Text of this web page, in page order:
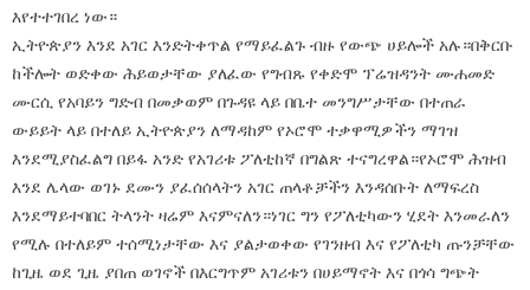
እየተተገበረ ነው።
ኢትዮጵያን እንደ አገር እንድትቀጥል የማይፈልጉ ብዙ የውጭ ሀይሎች አሉ።በቅርቡ
ከችሎት ወድቀው ሕይወታቸው ያለፈው የግብጹ የቀድሞ ፕሬዝዳንት ሙሐመድ
ሙርሲ የአባይን ግድብ በመቃወም በጉዳዩ ላይ በቤተ መንግሥታቸው በተጠራ
ውይይት ላይ በተለይ ኢትዮጵያን ለማዳከም የኦሮሞ ተቃዋሚዎችን ማገዝ
እንደሚያስፈልግ በይፋ አንድ የአገሪቱ ፖለቲከኛ በግልጽ ተናግረዋል።የኦሮሞ ሕዝብ
እንደ ሌላው ወገኑ ደሙን ያፈሰሰላትን አገር ጠላቶቻችን እንዳሰቡት ለማፍረስ
እንደማይተባበር ትላንት ዛሬም እናምናለን።ነገር ግን የፖለቲካውን ሂደት እንመራለን
የሚሉ በተለይም ተሰሚነታቸው እና ያልታወቀው የገንዘብ እና የፖለቲካ ጡንቻቸው
ከጊዜ ወደ ጊዜ ያበጠ ወገኖች በእርግጥም አገሪቱን በሀይማኖት እና በጎሳ ግጭት